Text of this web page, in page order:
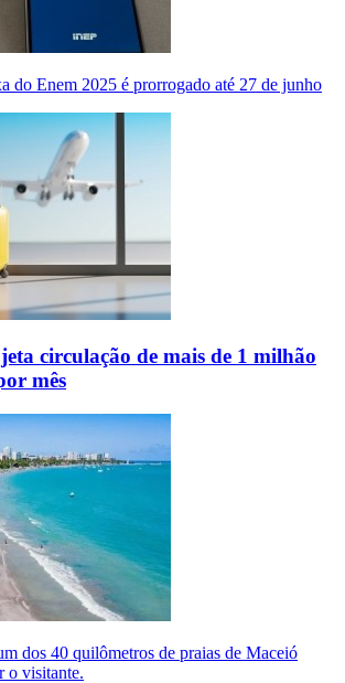
do Enem 2025 é prorrogado até 27 de junho
circulação de mais de 1 milhão
mês
dos 40 quilômetros de praias de Maceió
o visitante.